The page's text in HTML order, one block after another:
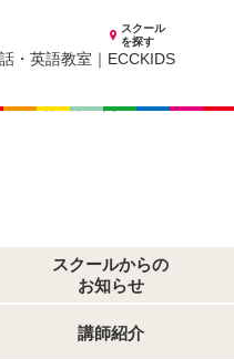
スクール
を探す
生徒・保護者さまの声
スクールからの
お知らせ
講師紹介